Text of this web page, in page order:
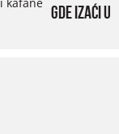
Gde izaći u